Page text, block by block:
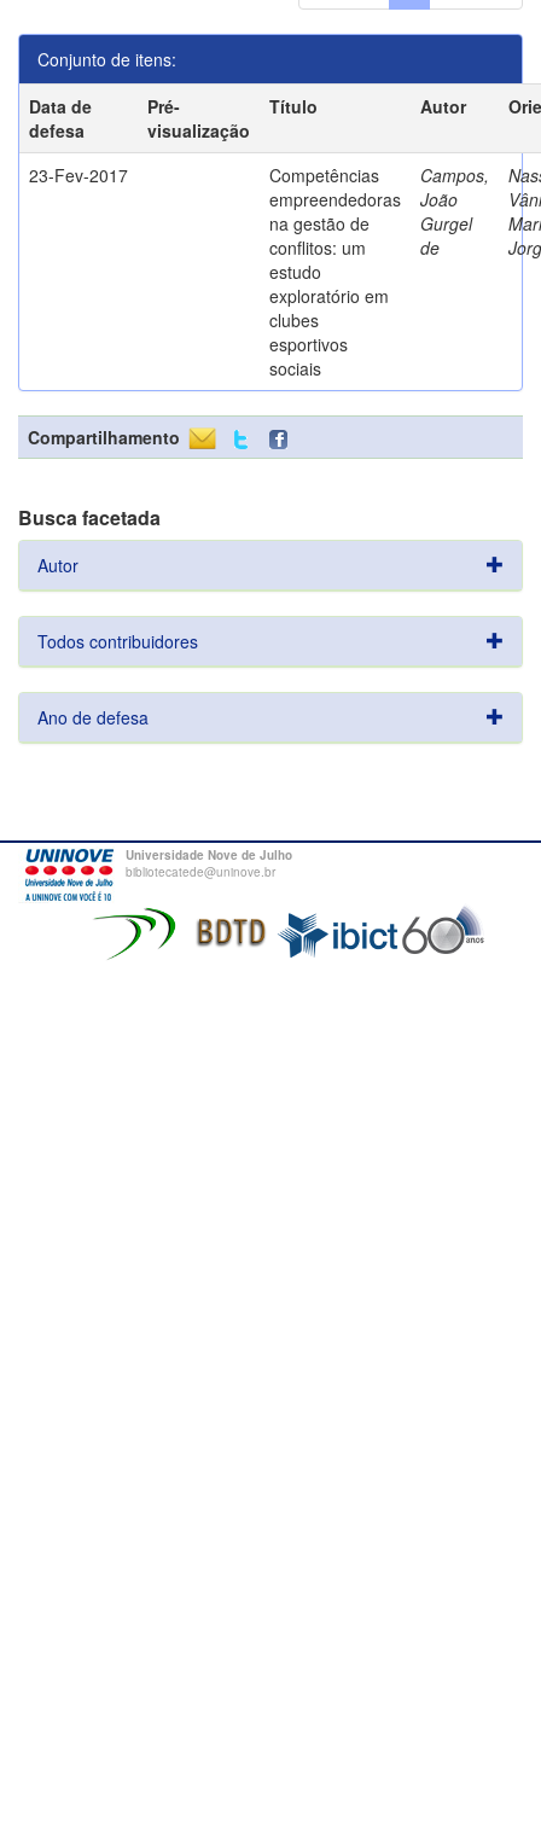
Conjunto de itens:
Data de
defesa
Pré-
visualização
Título Autor
23-Fev-2017
Competências
empreendedoras
na gestão de
conflitos: um
estudo
exploratório em
clubes
esportivos
sociais
Campos,
João
Gurgel
de
Compartilhamento
Busca facetada
Autor
Todos contribuidores
Ano de defesa
Universidade Nove de Julho
bibliotecatede@uninove.br